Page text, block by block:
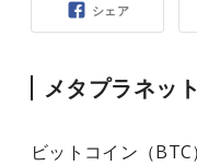
シェア
メタプラネッ
ビットコイン（